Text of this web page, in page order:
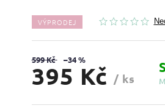
VÝPRODEJ
599 Kč –34 %
395 Kč / ks